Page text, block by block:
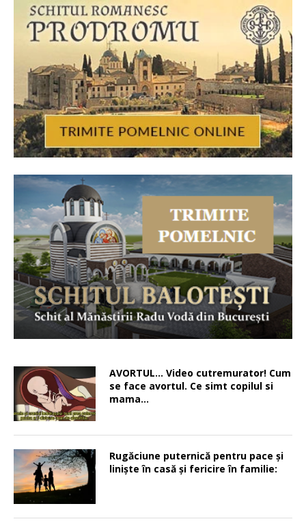
AVORTUL… Video cutremurator! Cum
se face avortul. Ce simt copilul si
mama…
Rugăciune puternică pentru pace şi
linişte în casă şi fericire în familie: